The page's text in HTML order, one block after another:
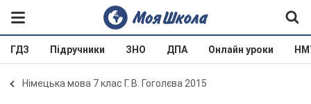
ГДЗ Підручники ЗНО ДПА Онлайн уроки
Німецька мова 7 клас Г. В. Гоголєва 2015